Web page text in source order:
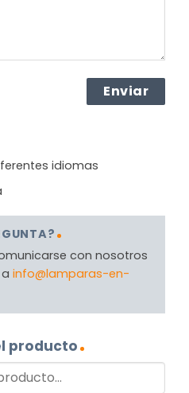
idiomas
con nosotros
info@lamparas-en-
producto